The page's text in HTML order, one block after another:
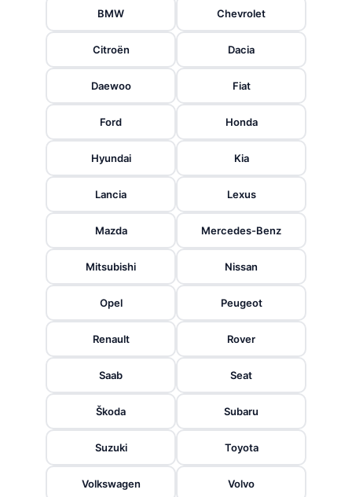
BMW Chevrolet
Citroën Dacia
Daewoo Fiat
Ford Honda
Hyundai Kia
Lancia Lexus
Mazda Mercedes-Benz
Mitsubishi Nissan
Opel Peugeot
Renault Rover
Saab Seat
Škoda Subaru
Suzuki Toyota
Volkswagen Volvo